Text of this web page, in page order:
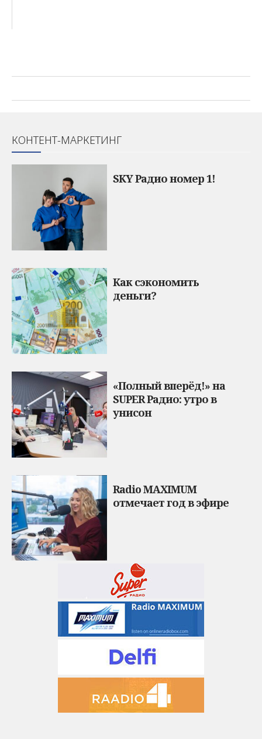
КОНТЕНТ-МАРКЕТИНГ
SKY Радио номер 1!
Как сэкономить
деньги?
«Полный вперёд!» на
SUPER Радио: утро в
унисон
Radio MAXIMUM
отмечает год в эфире